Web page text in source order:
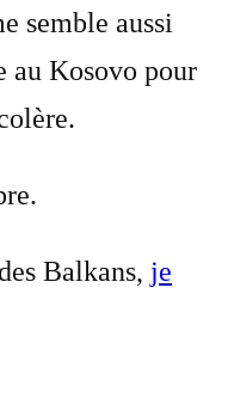
semble aussi
au Kosovo pour
Balkans, je